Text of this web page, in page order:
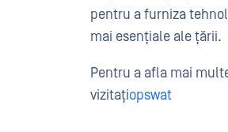
pentru a furniza
mai esențiale ale țării.
Pentru a afla mai
vizitațiopswat